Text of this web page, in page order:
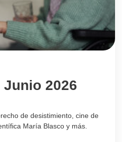
2026
de desistimiento, cine de
María Blasco y más.